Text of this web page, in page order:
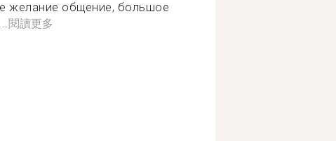
желание общение, большое
閱讀更多